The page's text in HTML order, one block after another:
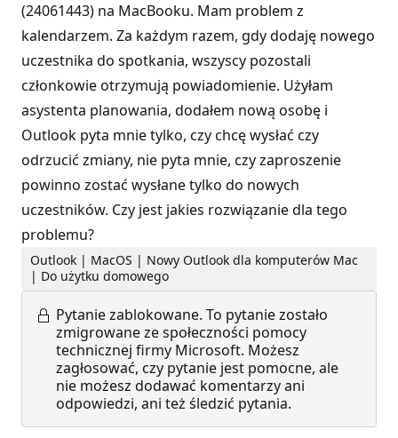
(24061443) na MacBooku. Mam problem z
kalendarzem. Za każdym razem, gdy dodaję nowego
uczestnika do spotkania, wszyscy pozostali
członkowie otrzymują powiadomienie. Użyłam
asystenta planowania, dodałem nową osobę i
Outlook pyta mnie tylko, czy chcę wysłać czy
odrzucić zmiany, nie pyta mnie, czy zaproszenie
powinno zostać wysłane tylko do nowych
uczestników. Czy jest jakies rozwiązanie dla tego
problemu?
Outlook | MacOS | Nowy Outlook dla komputerów Mac
| Do użytku domowego
Pytanie zablokowane. To pytanie zostało
zmigrowane ze społeczności pomocy
technicznej firmy Microsoft. Możesz
zagłosować, czy pytanie jest pomocne, ale
nie możesz dodawać komentarzy ani
odpowiedzi, ani też śledzić pytania.